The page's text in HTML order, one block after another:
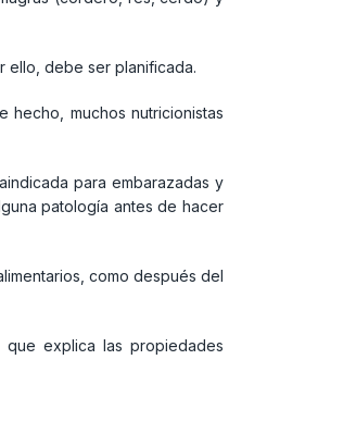
ello, debe ser planificada.
hecho, muchos nutricionistas
para embarazadas y
patología antes de hacer
como después del
, que explica las propiedades